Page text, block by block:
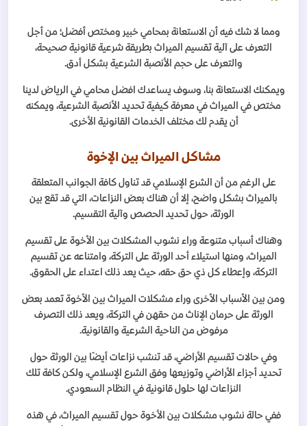
ومما لا شك فيه أن الاستعانة بمحامي خبير ومختص أفضل؛ من أجل
التعرف على آلية تقسيم الميراث بطريقة شرعية قانونية صحيحة،
والتعرف على حجم الأنصبة الشرعية بشكل أدق.
ويمكنك الاستعانة بنا، وسوف يساعدك افضل محامي في الرياض لدينا
مختص في الميراث في معرفة كيفية تحديد الأنصبة الشرعية، ويمكنه
أن يقدم لك مختلف الخدمات القانونية الأخرى.
مشاكل الميراث بين الإخوة
على الرغم من أن الشرع الإسلامي قد تناول كافة الجوانب المتعلقة
بالميراث بشكل واضح، إلا أن هناك بعض النزاعات، التي قد تقع بين
الورثة، حول تحديد الحصص وآلية التقسيم.
وهناك أسباب متنوعة وراء نشوب المشكلات بين الأخوة على تقسيم
الميراث، ومنها استيلاء أحد الورثة على التركة، وامتناعه عن تقسيم
التركة، وإعطاء كل ذي حق حقه، حيث يعد ذلك اعتداء على الحقوق.
ومن بين الأسباب الأخرى وراء مشكلات الميراث بين الأخوة تعمد بعض
الورثة على حرمان الإناث من حقهن في التركة، ويعد ذلك التصرف
مرفوض من الناحية الشرعية والقانونية.
وفي حالات تقسيم الأراضي، قد تنشب نزاعات أيضًا بين الورثة حول
تحديد أجزاء الأراضي وتوزيعها وفق الشرع الإسلامي، ولكن كافة تلك
النزاعات لها حلول قانونية في النظام السعودي.
ففي حالة نشوب مشكلات بين الأخوة حول تقسيم الميراث، في هذه